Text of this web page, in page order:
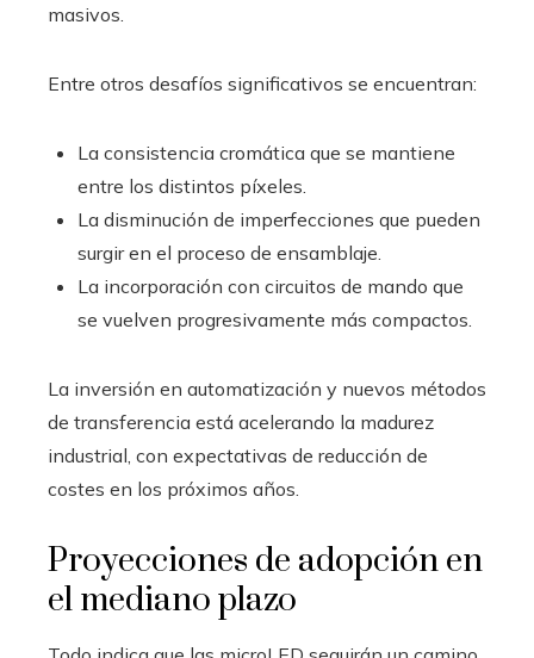
masivos.
Entre otros desafíos significativos se encuentran:
La consistencia cromática que se mantiene
entre los distintos píxeles.
La disminución de imperfecciones que pueden
surgir en el proceso de ensamblaje.
La incorporación con circuitos de mando que
se vuelven progresivamente más compactos.
La inversión en automatización y nuevos métodos
de transferencia está acelerando la madurez
industrial, con expectativas de reducción de
costes en los próximos años.
Proyecciones de adopción en
el mediano plazo